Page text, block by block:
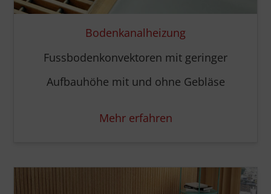
Bodenkanalheizung
Fussbodenkonvektoren mit geringer
Aufbauhöhe mit und ohne Gebläse
Mehr erfahren